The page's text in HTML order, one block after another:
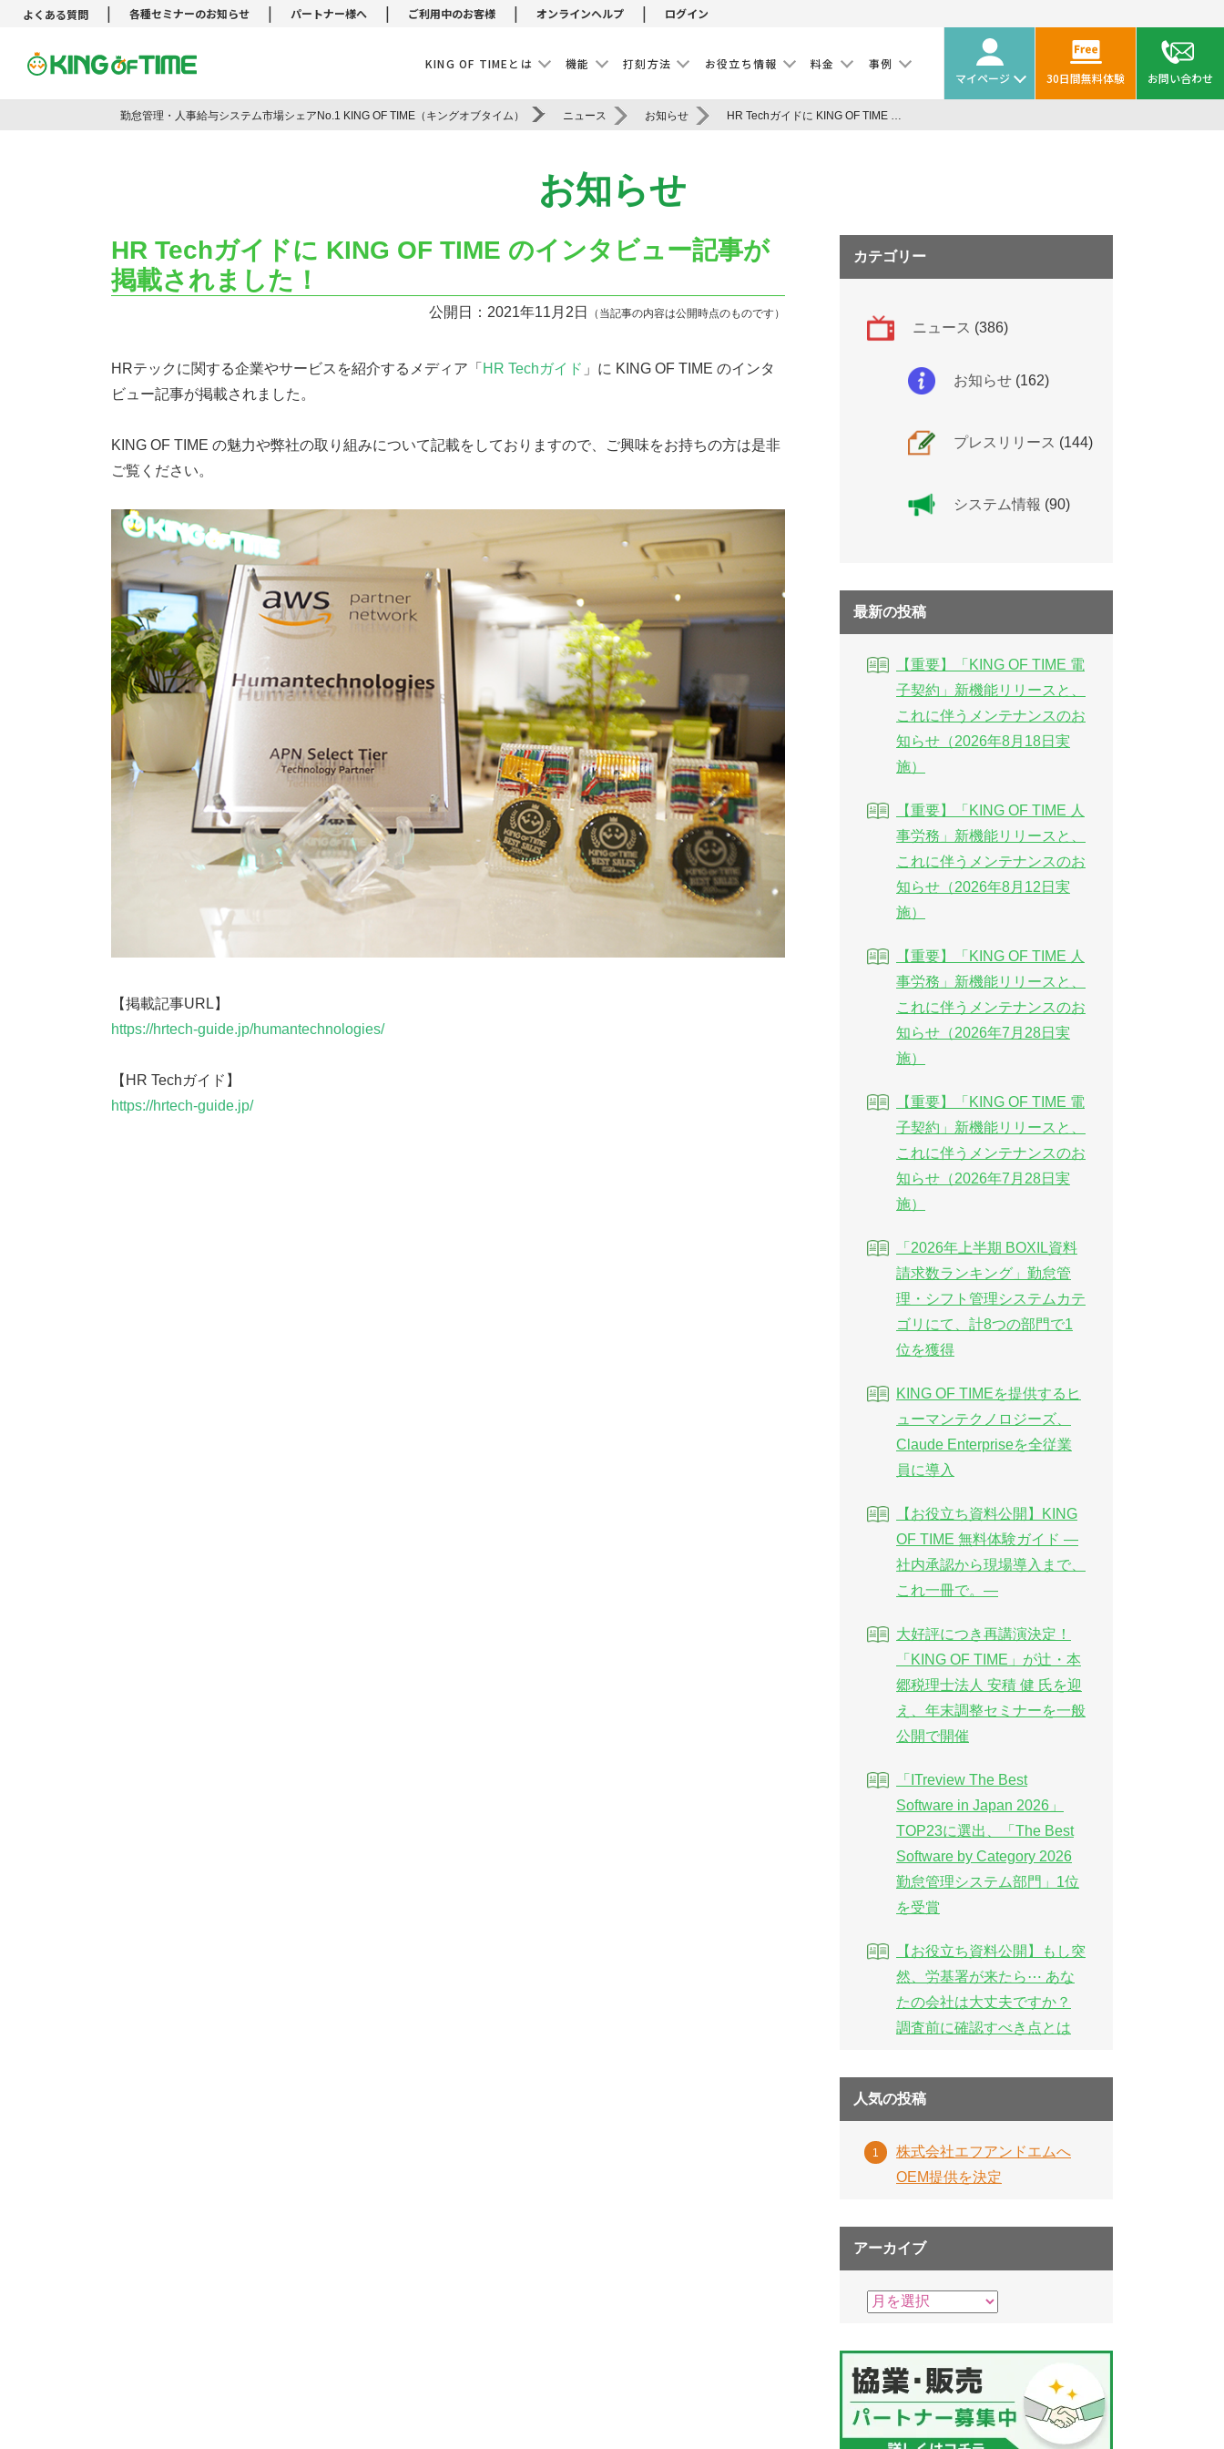
よくある質問 | 各種セミナーのお知らせ | パートナー様へ | ご利用中のお客様 | オンラインヘルプ | ログイン
KING OF TIMEとは 機能 打刻方法 お役立ち情報 料金
事例
マイページ
30日間無料体験 お問い合わせ
勤怠管理・人事給与システム市場シェアNo.1 KING OF TIME（キングオブタイム） ニュース お知らせ HR Techガイドに KING OF TIME のインタビュー記事が掲載されました！
お知らせ
HR Techガイドに KING OF TIME のインタビュー記事が
掲載されました！
公開日：2021年11月2日 （当記事の内容は公開時点のものです）
HRテックに関する企業やサービスを紹介するメディア「 HR Techガイド 」に KING OF TIME のインタ
ビュー記事が掲載されました。
KING OF TIME の魅力や弊社の取り組みについて記載をしておりますので、ご興味をお持ちの方は是非
ご覧ください。
【掲載記事URL】
https://hrtech-guide.jp/humantechnologies/
【HR Techガイド】
https://hrtech-guide.jp/
カテゴリー
ニュース (386)
お知らせ (162)
プレスリリース (144)
システム情報 (90)
最新の投稿
【重要】「KING OF TIME 電
子契約」新機能リリースと、
これに伴うメンテナンスのお
知らせ（2026年8月18日実
施）
【重要】「KING OF TIME 人
事労務」新機能リリースと、
これに伴うメンテナンスのお
知らせ（2026年8月12日実
施）
【重要】「KING OF TIME 人
事労務」新機能リリースと、
これに伴うメンテナンスのお
知らせ（2026年7月28日実
施）
【重要】「KING OF TIME 電
子契約」新機能リリースと、
これに伴うメンテナンスのお
知らせ（2026年7月28日実
施）
「2026年上半期 BOXIL資料
請求数ランキング」勤怠管
理・シフト管理システムカテ
ゴリにて、計8つの部門で1
位を獲得
KING OF TIMEを提供するヒ
ューマンテクノロジーズ、
Claude Enterpriseを全従業
員に導入
【お役立ち資料公開】KING
OF TIME 無料体験ガイド ―
社内承認から現場導入まで、
これ一冊で。―
大好評につき再講演決定！
「KING OF TIME」が辻・本
郷税理士法人 安積 健 氏を迎
え、年末調整セミナーを一般
公開で開催
「ITreview The Best
Software in Japan 2026」
TOP23に選出、「The Best
Software by Category 2026
勤怠管理システム部門」1位
を受賞
【お役立ち資料公開】もし突
然、労基署が来たら⋯ あな
たの会社は大丈夫ですか？
調査前に確認すべき点とは
人気の投稿
株式会社エフアンドエムへ
OEM提供を決定
アーカイブ